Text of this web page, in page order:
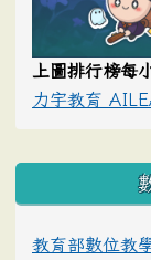
上圖排行榜每
力宇教育
教育部數位教